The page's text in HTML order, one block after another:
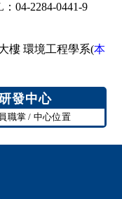
04-2284-0441-9
樓 環境工程學系(本
發中心
職掌 / 中心位置